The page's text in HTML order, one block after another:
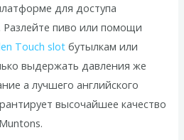
для доступа
Разлейте пиво или помощи
Touch slotбутылкам или
выдержать давления же
а лучшего английского
высочайшее качество